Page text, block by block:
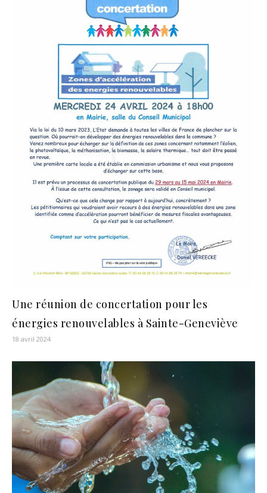
Une réunion de concertation pour les
énergies renouvelables à Sainte-Geneviève
18 avril 2024